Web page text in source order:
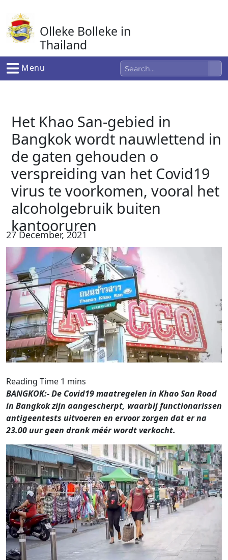
naar
de
inhoud
Olleke Bolleke in
Thailand
In Thailand
Menu
Het Khao San-gebied in
Bangkok wordt nauwlettend in
de gaten gehouden o
verspreiding van het Covid19
virus te voorkomen, vooral het
alcoholgebruik buiten
kantooruren
27 December, 2021
BANGKOK:- De Covid19 maatregelen in Khao San Road
in Bangkok zijn aangescherpt, waarbij functionarissen
antigeentests uitvoeren en ervoor zorgen dat er na
23.00 uur geen drank méér wordt verkocht.